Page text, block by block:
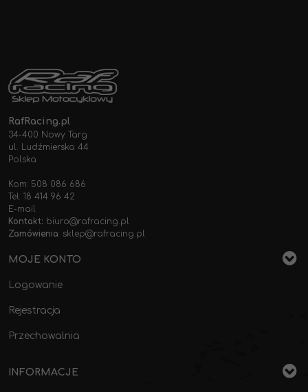
RafRacing.pl
34-400 Nowy Targ
ul. Ludźmierska 44
Polska
Kom: 508 086 686
Tel: 18 414 96 42
E-mail
Kontakt: biuro@rafracing.pl
Zamówienia: sklep@rafracing.pl
MOJE KONTO
Logowanie
Rejestracja
Przechowalnia
INFORMACJE